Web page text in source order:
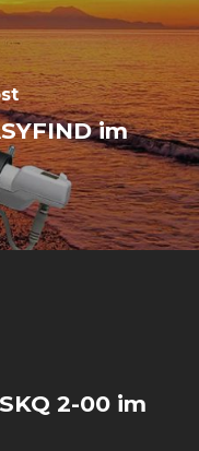
im
2-00 im